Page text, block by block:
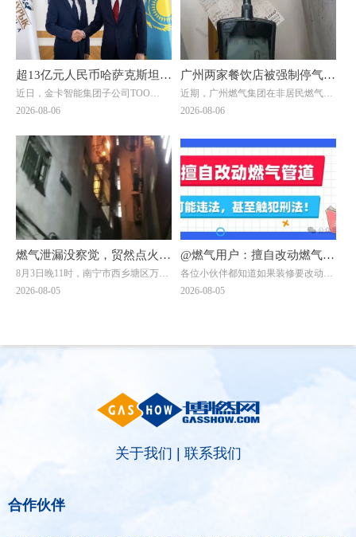
超13亿元人民币哈萨克斯坦大
单落地！金卡智能国际化战略
近日，金卡智能集团子公司ТОО
"Goldcard Smart Group
克”）与ТОО "BTS Digital"（以下简
称“BTS Digital”）签署了智能燃气表
销售合同，订单总额折合人民币约8.9
亿元，是公司深耕中亚能源数字化赛
道的标志性重磅订单。
2026-08-06
广州两家餐饮店被强制停气！
原因曝光→
近期，广州燃气集团在非居民燃气安
全专项治理中，对两家拒不整改隐患
↓↓↓
2026-08-06
燃气泄漏没察觉，贸然点火做
饭？南宁一自建房发生爆燃，
8月3日晚11时，南宁市西乡塘区万秀
村一栋自建房发生爆燃事件：一名男
疗。
2026-08-05
@燃气用户：擅自改动燃气管
道，可能违法，甚至触犯刑
各位小伙伴都知道如果装修要改动燃
气管道需联系燃气公司！但有一些小
样的思考呢？
2026-08-05
关于我们 联系我们
合作伙伴